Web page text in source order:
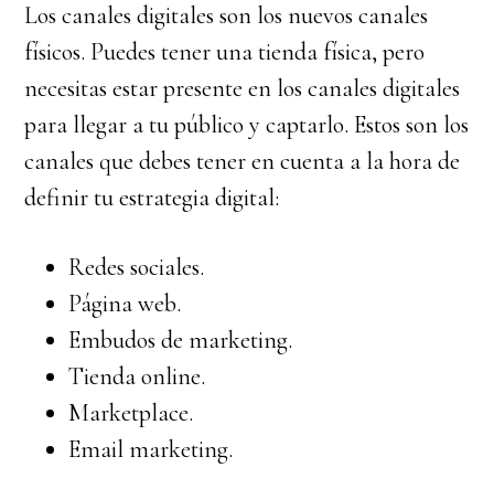
Los canales digitales son los nuevos canales
físicos. Puedes tener una tienda física, pero
necesitas estar presente en los canales digitales
para llegar a tu público y captarlo. Estos son los
canales que debes tener en cuenta a la hora de
definir tu estrategia digital:
Redes sociales.
Página web.
Embudos de marketing.
Tienda online.
Marketplace.
Email marketing.